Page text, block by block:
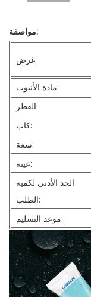
مواصفة:
غرض:
مادة الأنبوب:
القطر:
كاب:
سعة:
عينة:
الحد الأدنى لكمية
الطلب:
موعد التسليم: